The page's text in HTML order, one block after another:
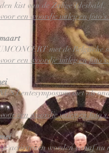
kist van de Zalige Idesbald.
een woordje uitleg en foto's.
met de Belgische
een woordje uitleg en foto's.
Lentesymposium met als
een woordje uitleg en foto's.
activiteiten worden vanaf nu